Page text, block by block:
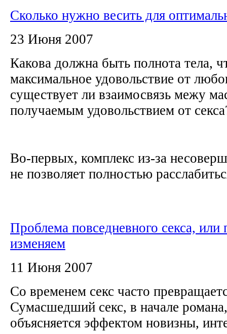
Сколько нужно весить для
23 Июня 2007
Какова должна быть полнота тела,
максимальное удовольствие от
существует ли взаимосвязь межу
получаемым удовольствием от
Во-первых, комплекс из-за
не позволяет полностью
Проблема повседневного секса,
изменяем
11 Июня 2007
Со временем секс часто
Сумасшедший секс, в начале
объясняется эффектом новизны,